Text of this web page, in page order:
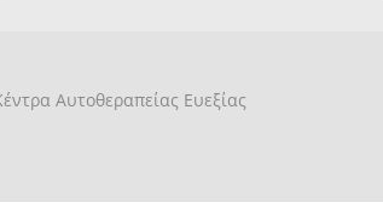
Αυτοθεραπείας Ευεξίας